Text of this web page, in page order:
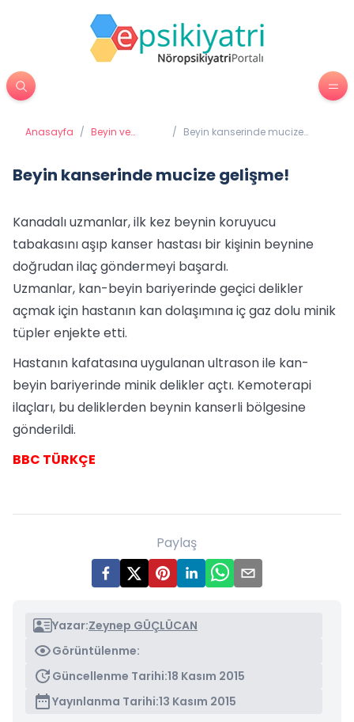
Anasayfa / Beyin ve
/ Beyin kanserinde mucize
Beyin kanserinde mucize gelişme!
Kanadalı uzmanlar, ilk kez beynin koruyucu
tabakasını aşıp kanser hastası bir kişinin beynine
doğrudan ilaç göndermeyi başardı.
Uzmanlar, kan-beyin bariyerinde geçici delikler
açmak için hastanın kan dolaşımına iç gaz dolu minik
tüpler enjekte etti.
Hastanın kafatasına uygulanan ultrason ile kan-
beyin bariyerinde minik delikler açtı. Kemoterapi
ilaçları, bu deliklerden beynin kanserli bölgesine
gönderildi.
BBC TÜRKÇE
Paylaş
Yazar:Zeynep GÜÇLÜCAN
Görüntülenme:
Güncellenme Tarihi:18 Kasım 2015
Yayınlanma Tarihi:13 Kasım 2015